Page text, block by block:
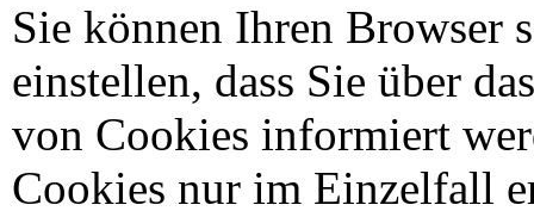
Sie können Ihren Browser
einstellen, dass Sie über
von Cookies informiert
Cookies nur im Einzelfall